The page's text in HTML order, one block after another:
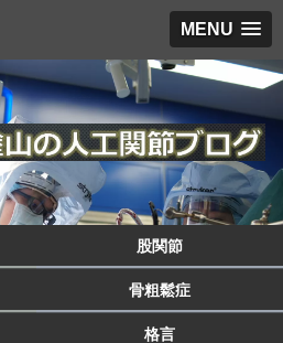
MENU
股関節
骨粗鬆症
格言